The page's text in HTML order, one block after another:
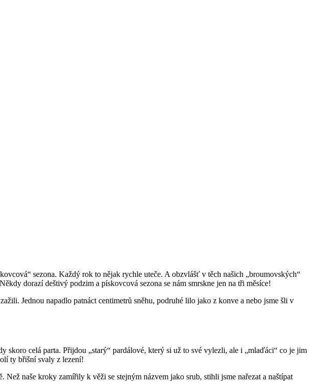
sezona. Každý rok to nějak rychle uteče. A obzvlášť v těch našich „broumovských“
dorazí deštivý podzim a pískovcová sezona se nám smrskne jen na tři měsíce!
Jednou napadlo patnáct centimetrů sněhu, podruhé lilo jako z konve a nebo jsme šli v
skoro celá parta. Přijdou „starý“ pardálové, který si už to své vylezli, ale i „mlaďáci“ co je jim
ty břišní svaly z lezení!
naše kroky zamířily k věži se stejným názvem jako srub, stihli jsme nařezat a naštípat